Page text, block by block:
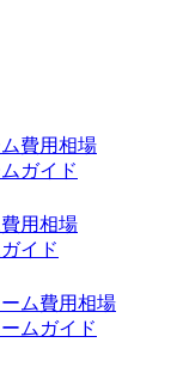
費用相場
ガイド
用相場
イド
ム費用相場
ムガイド